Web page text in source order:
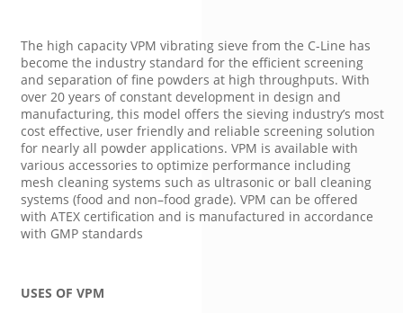
The high capacity VPM vibrating sieve from the C-Line has
become the industry standard for the efficient screening
and separation of fine powders at high throughputs. With
over 20 years of constant development in design and
manufacturing, this model offers the sieving industry’s most
cost effective, user friendly and reliable screening solution
for nearly all powder applications. VPM is available with
various accessories to optimize performance including
mesh cleaning systems such as ultrasonic or ball cleaning
systems (food and non–food grade). VPM can be offered
with ATEX certification and is manufactured in accordance
with GMP standards
USES OF VPM